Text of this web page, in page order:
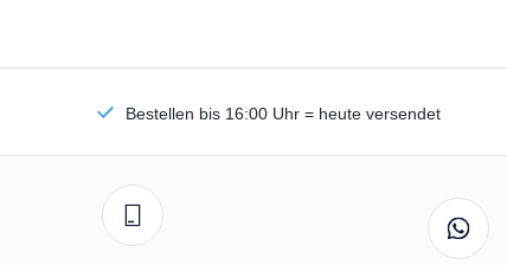
Bestellen bis 16:00 Uhr = heute versendet